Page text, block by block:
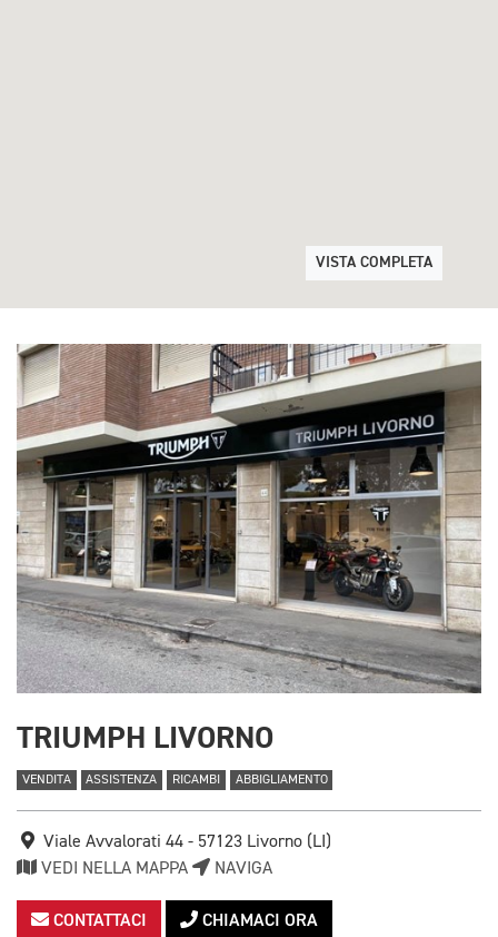
VISTA COMPLETA
TRIUMPH LIVORNO
VENDITA ASSISTENZA RICAMBI ABBIGLIAMENTO
Viale Avvalorati 44 - 57123 Livorno (LI)
VEDI NELLA MAPPA
NAVIGA
CONTATTACI CHIAMACI ORA